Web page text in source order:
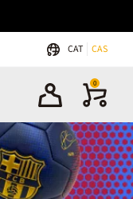
CAT CAS
0